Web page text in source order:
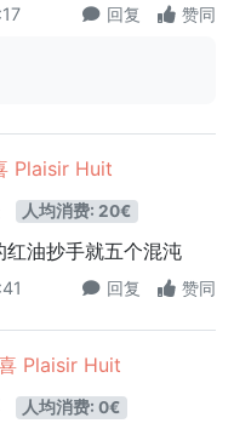
回复 赞同
Plaisir Huit
人均消费: 20€
红油抄手就五个混沌
回复 赞同
Plaisir Huit
人均消费: 0€